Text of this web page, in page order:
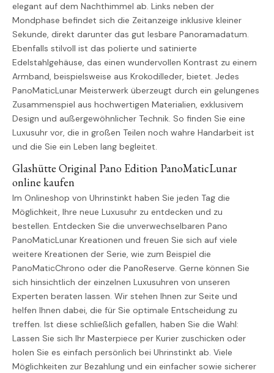
elegant auf dem Nachthimmel ab. Links neben der
Mondphase befindet sich die Zeitanzeige inklusive kleiner
Sekunde, direkt darunter das gut lesbare Panoramadatum.
Ebenfalls stilvoll ist das polierte und satinierte
Edelstahlgehäuse, das einen wundervollen Kontrast zu einem
Armband, beispielsweise aus Krokodilleder, bietet. Jedes
PanoMaticLunar Meisterwerk überzeugt durch ein gelungenes
Zusammenspiel aus hochwertigen Materialien, exklusivem
Design und außergewöhnlicher Technik. So finden Sie eine
Luxusuhr vor, die in großen Teilen noch wahre Handarbeit ist
und die Sie ein Leben lang begleitet.
Glashütte Original Pano Edition PanoMaticLunar
online kaufen
Im Onlineshop von Uhrinstinkt haben Sie jeden Tag die
Möglichkeit, Ihre neue Luxusuhr zu entdecken und zu
bestellen. Entdecken Sie die unverwechselbaren Pano
PanoMaticLunar Kreationen und freuen Sie sich auf viele
weitere Kreationen der Serie, wie zum Beispiel die
PanoMaticChrono oder die PanoReserve. Gerne können Sie
sich hinsichtlich der einzelnen Luxusuhren von unseren
Experten beraten lassen. Wir stehen Ihnen zur Seite und
helfen Ihnen dabei, die für Sie optimale Entscheidung zu
treffen. Ist diese schließlich gefallen, haben Sie die Wahl:
Lassen Sie sich Ihr Masterpiece per Kurier zuschicken oder
holen Sie es einfach persönlich bei Uhrinstinkt ab. Viele
Möglichkeiten zur Bezahlung und ein einfacher sowie sicherer